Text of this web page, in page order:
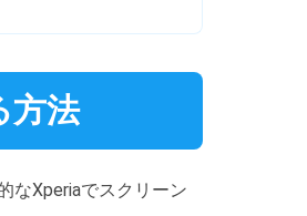
方法
なXperiaでスクリーン